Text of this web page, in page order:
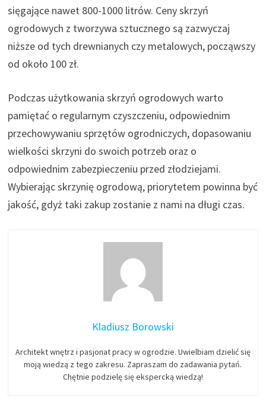
sięgające nawet 800-1000 litrów. Ceny skrzyń
ogrodowych z tworzywa sztucznego są zazwyczaj
niższe od tych drewnianych czy metalowych, począwszy
od około 100 zł.
Podczas użytkowania skrzyń ogrodowych warto
pamiętać o regularnym czyszczeniu, odpowiednim
przechowywaniu sprzętów ogrodniczych, dopasowaniu
wielkości skrzyni do swoich potrzeb oraz o
odpowiednim zabezpieczeniu przed złodziejami.
Wybierając skrzynię ogrodową, priorytetem powinna być
jakość, gdyż taki zakup zostanie z nami na długi czas.
Kladiusz Borowski
Architekt wnętrz i pasjonat pracy w ogrodzie. Uwielbiam dzielić się
moją wiedzą z tego zakresu. Zapraszam do zadawania pytań.
Chętnie podzielę się ekspercką wiedzą!